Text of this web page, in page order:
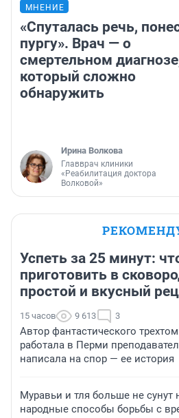
МНЕНИЕ
«Спуталась речь,
пургу». Врач — о
смертельном
который сложно
обнаружить
Ирина Волкова
Главврач клиники
«Реабилитация доктора
Волковой»
Успеть за 25 минут:
приготовить в
простой и вкусный
15 часов 9 613 3
Автор фантастического
работала в Перми
написала на спор — ее история
Муравьи и тля больше не сунут
народные способы борьбы с